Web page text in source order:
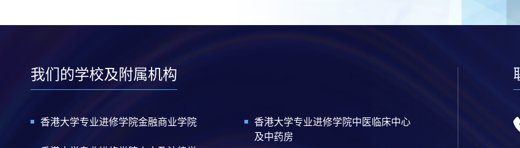
我们的学校及附属机构
香港大学专业进修学院金融商业学院
香港大学专业进修学院中医临床中心
及中药房